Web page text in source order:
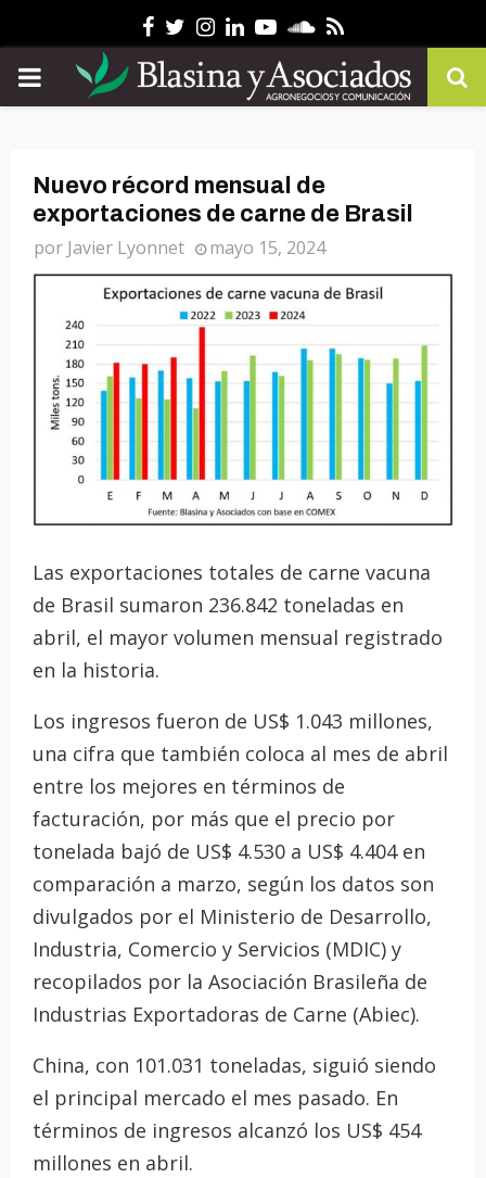
Facebook
Twitter
Instagram
Linkedin
YoutubeSoundcloud
Rss
PRIMARY
Nuevo récord mensual de
exportaciones de carne de Brasil
por Javier Lyonnet mayo 15, 2024
Las exportaciones totales de carne vacuna
de Brasil sumaron 236.842 toneladas en
abril, el mayor volumen mensual registrado
en la historia.
Los ingresos fueron de US$ 1.043 millones,
una cifra que también coloca al mes de abril
entre los mejores en términos de
facturación, por más que el precio por
tonelada bajó de US$ 4.530 a US$ 4.404 en
comparación a marzo, según los datos son
divulgados por el Ministerio de Desarrollo,
Industria, Comercio y Servicios (MDIC) y
recopilados por la Asociación Brasileña de
Industrias Exportadoras de Carne (Abiec).
China, con 101.031 toneladas, siguió siendo
el principal mercado el mes pasado. En
términos de ingresos alcanzó los US$ 454
millones en abril.